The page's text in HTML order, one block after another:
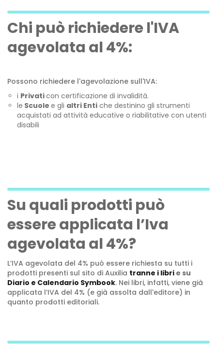
Chi può richiedere l'IVA
agevolata al 4%:
Possono richiedere l'agevolazione sull'IVA:
i Privaticon certificazione di invalidità.
le Scuole e gli altri Enti che destinino gli strumenti
acquistati ad attività educative o riabilitative con utenti
disabili
Su quali prodotti può
essere applicata l’Iva
agevolata al 4%?
L’IVA agevolata del 4% può essere richiesta su tutti i
prodotti presenti sul sito di Auxilia tranne i libri e su
Diario e Calendario Symbook. Nei libri, infatti, viene già
applicata l’IVA del 4% (e già assolta dall'editore) in
quanto prodotti editoriali.